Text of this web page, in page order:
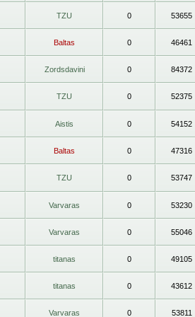
TZU 0 53655
Baltas 0 46461
Zordsdavini 0 84372
TZU 0 52375
Aistis 0 54152
Baltas 0 47316
TZU 0 53747
Varvaras 0 53230
Varvaras 0 55046
titanas 0 49105
titanas 0 43612
Varvaras 0 53811